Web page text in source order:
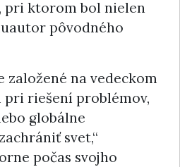
pri ktorom bol nielen
pôvodného
založené na vedeckom
pri riešení problémov,
globálne
svet,“
počas svojho